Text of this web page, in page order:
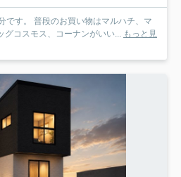
です。 普段のお買い物はマルハチ、マ
コスモス、コーナンがいい...
もっと見